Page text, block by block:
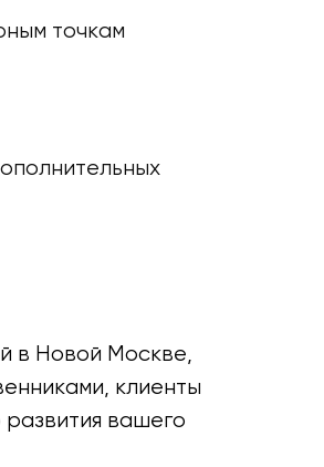
точкам
в Новой Москве,
клиенты
вашего